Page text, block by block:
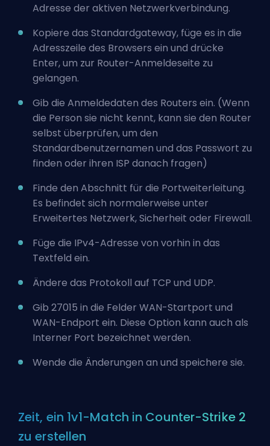
Adresse der aktiven Netzwerkverbindung.
Kopiere das Standardgateway, füge es in die
Adresszeile des Browsers ein und drücke
Enter, um zur Router-Anmeldeseite zu
gelangen.
Gib die Anmeldedaten des Routers ein. (Wenn
die Person sie nicht kennt, kann sie den Router
selbst überprüfen, um den
Standardbenutzernamen und das Passwort zu
finden oder ihren ISP danach fragen)
Finde den Abschnitt für die Portweiterleitung.
Es befindet sich normalerweise unter
Erweitertes Netzwerk, Sicherheit oder Firewall.
Füge die IPv4-Adresse von vorhin in das
Textfeld ein.
Ändere das Protokoll auf TCP und UDP.
Gib 27015 in die Felder WAN-Startport und
WAN-Endport ein. Diese Option kann auch als
Interner Port bezeichnet werden.
Wende die Änderungen an und speichere sie.
Zeit, ein 1v1-Match in Counter-Strike 2
zu erstellen